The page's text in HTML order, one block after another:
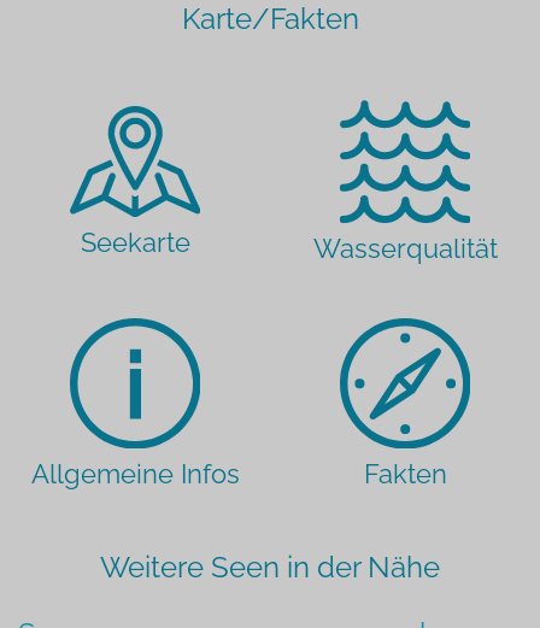
Karte/Fakten
Seekarte Wasserqualität
Allgemeine Infos Fakten
Weitere Seen in der Nähe